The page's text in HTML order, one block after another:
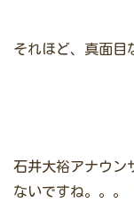
それほど、真面目
石井大裕アナウン
ないですね。。。